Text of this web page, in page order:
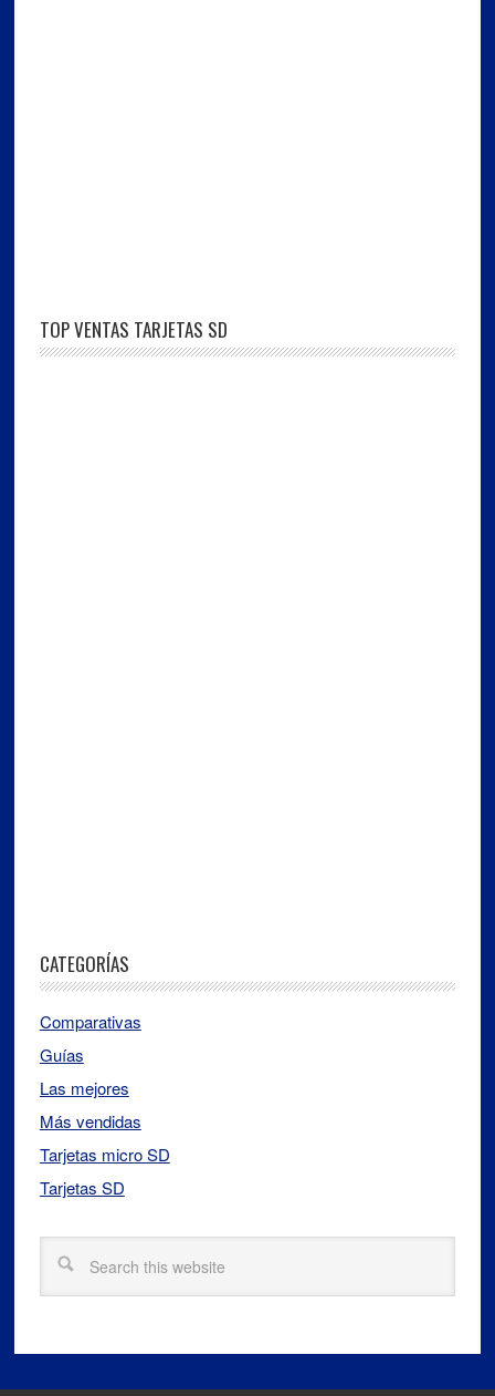
TOP VENTAS TARJETAS SD
CATEGORÍAS
Comparativas
Guías
Las mejores
Más vendidas
Tarjetas micro SD
Tarjetas SD